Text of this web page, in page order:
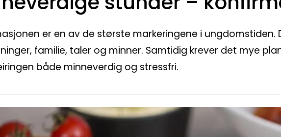
er en av de største markeringene i ungdomstiden.
familie, taler og minner. Samtidig krever det mye
både minneverdig og stressfri.